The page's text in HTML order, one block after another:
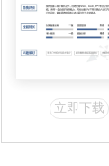
立即下载